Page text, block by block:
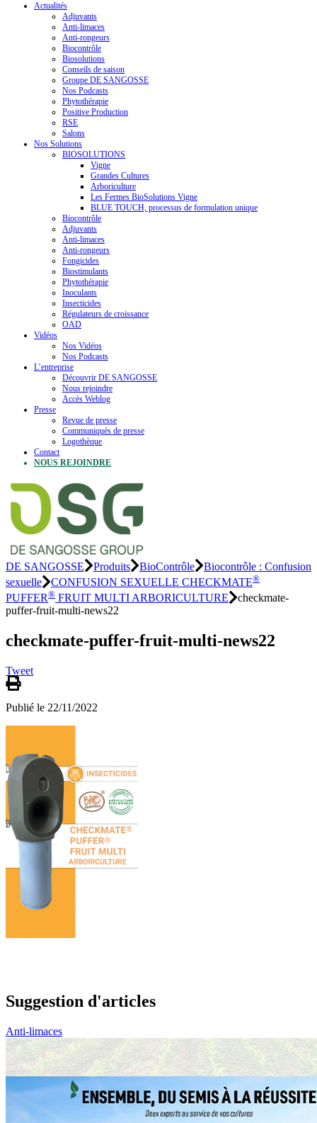
Actualités
Adjuvants
Anti-limaces
Anti-rongeurs
Biocontrôle
Biosolutions
Conseils de saison
Groupe DE SANGOSSE
Nos Podcasts
Phytothérapie
Positive Production
RSE
Salons
Nos Solutions
BIOSOLUTIONS
Vigne
Grandes Cultures
Arboriculture
Les Fermes BioSolutions Vigne
BLUE TOUCH, processus de formulation unique
Biocontrôle
Adjuvants
Anti-limaces
Anti-rongeurs
Fongicides
Biostimulants
Phytothérapie
Inoculants
Insecticides
Régulateurs de croissance
OAD
Vidéos
Nos Vidéos
Nos Podcasts
L’entreprise
Découvrir DE SANGOSSE
Nous rejoindre
Accès Weblog
Presse
Revue de presse
Communiqués de presse
Logothèque
Contact
NOUS REJOINDRE
DE SANGOSSE Produits BioContrôle
Biocontrôle : Confusion
sexuelle
CONFUSION SEXUELLE CHECKMATE®
PUFFER® FRUIT MULTI ARBORICULTURE
checkmate-
puffer-fruit-multi-news22
checkmate-puffer-fruit-multi-news22
Tweet
Publié le 22/11/2022
Suggestion d'articles
Anti-limaces